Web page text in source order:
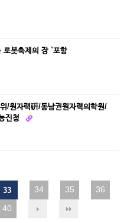
봇축제의 장 `포항
/원자력硏/동남권원자력의학원/
진청
33 34 35
36
40